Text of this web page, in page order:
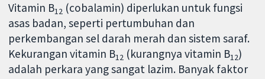
Vitamin B12 (cobalamin) diperlukan untuk fungsi
asas badan, seperti pertumbuhan dan
perkembangan sel darah merah dan sistem saraf.
Kekurangan vitamin B12 (kurangnya vitamin B12)
adalah perkara yang sangat lazim. Banyak faktor